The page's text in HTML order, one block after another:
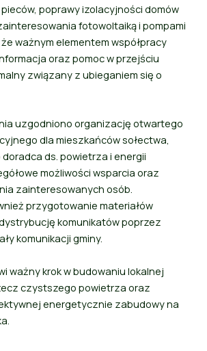
poprawy izolacyjności domów
fotowoltaiką i pompami
ważnym elementem współpracy
oraz pomoc w przejściu
związany z ubieganiem się o
uzgodniono organizację otwartego
dla mieszkańców sołectwa,
ds. powietrza i energii
możliwości wsparcia oraz
zainteresowanych osób.
przygotowanie materiałów
komunikatów poprzez
komunikacji gminy.
ważny krok w budowaniu lokalnej
czystszego powietrza oraz
energetycznie zabudowy na